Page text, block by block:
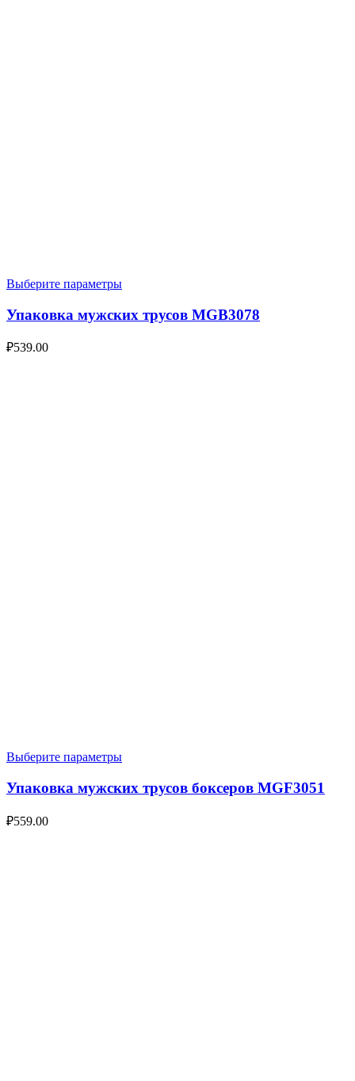
Выберите параметры
Упаковка мужских трусов MGB3078
₽539.00
Выберите параметры
Упаковка мужских трусов боксеров MGF3051
₽559.00